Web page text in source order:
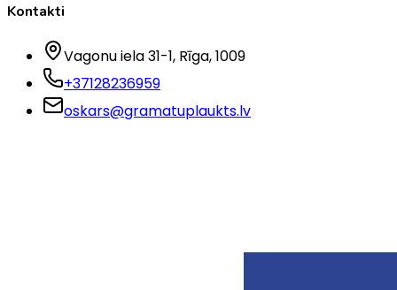
Kontakti
Vagonu iela 31-1, Rīga, 1009
+37128236959
oskars@gramatuplaukts.lv